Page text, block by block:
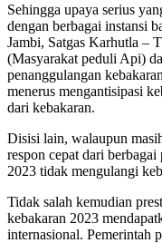
Sehingga upaya serius
dengan berbagai instansi
Jambi, Satgas Karhutla –
(Masyarakat peduli Api)
penanggulangan
menerus mengantisipasi
dari kebakaran.
Disisi lain, walaupun
respon cepat dari
2023 tidak mengulangi
Tidak salah kemudian
kebakaran 2023
internasional. Pemerintah